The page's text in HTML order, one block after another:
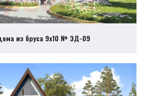
из бруса 9х10 № ЭД-09